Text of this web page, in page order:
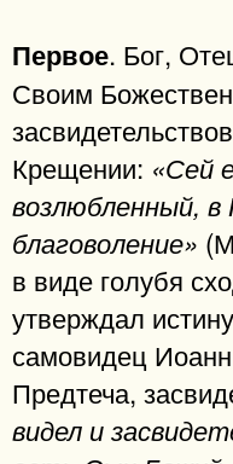
Первое. Бог,
Своим
Крещении: «Сей
возлюбленный,
благоволение»
в виде голубя
утверждал
самовидец
Предтеча,
видел и